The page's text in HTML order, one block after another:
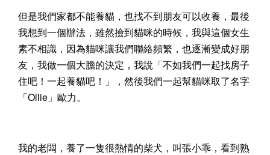
但是我們家都不能養貓，也找不到朋友可以收養，最後
我想到一個辦法，雖然撿到貓咪的時候，我與這個女生
素不相識，因為貓咪讓我們聯絡頻繁，也逐漸變成好朋
友，我做一個大膽的決定，我說「不如我們一起找房子
住吧！一起養貓吧！」，然後我們一起幫貓咪取了名字
「Ollie」歐力。
我的老闆，養了一隻很熱情的柴犬，叫張小乖，看到熟